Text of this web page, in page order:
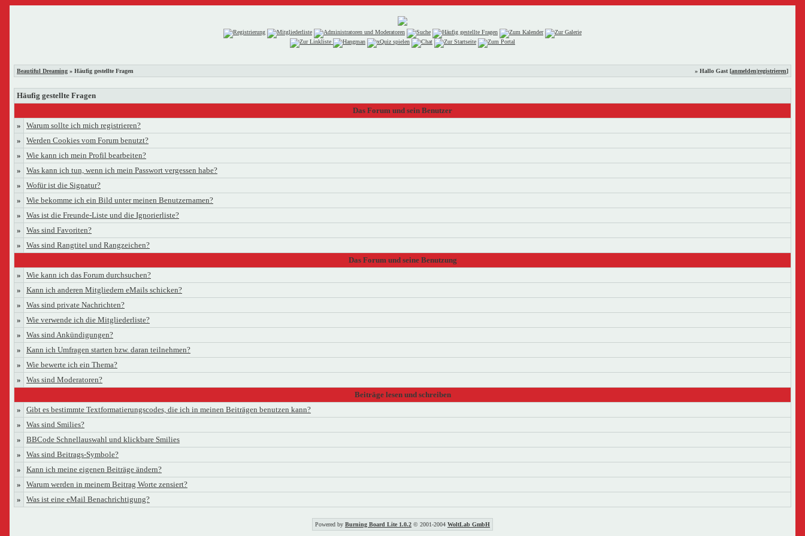
Beautiful Dreaming » Häufig gestellte Fragen » Hallo Gast [anmelden|registrieren]
Häufig gestellte Fragen
Das Forum und sein Benutzer
»
Warum sollte ich mich registrieren?
»
Werden Cookies vom Forum benutzt?
»
Wie kann ich mein Profil bearbeiten?
»
Was kann ich tun, wenn ich mein Passwort vergessen habe?
»
Wofür ist die Signatur?
»
Wie bekomme ich ein Bild unter meinen Benutzernamen?
»
Was ist die Freunde-Liste und die Ignorierliste?
»
Was sind Favoriten?
»
Was sind Rangtitel und Rangzeichen?
Das Forum und seine Benutzung
»
Wie kann ich das Forum durchsuchen?
»
Kann ich anderen Mitgliedern eMails schicken?
»
Was sind private Nachrichten?
»
Wie verwende ich die Mitgliederliste?
»
Was sind Ankündigungen?
»
Kann ich Umfragen starten bzw. daran teilnehmen?
»
Wie bewerte ich ein Thema?
»
Was sind Moderatoren?
Beiträge lesen und schreiben
»
Gibt es bestimmte Textformatierungscodes, die ich in meinen Beiträgen benutzen kann?
»
Was sind Smilies?
»
BBCode Schnellauswahl und klickbare Smilies
»
Was sind Beitrags-Symbole?
»
Kann ich meine eigenen Beiträge ändern?
»
Warum werden in meinem Beitrag Worte zensiert?
»
Was ist eine eMail Benachrichtigung?
Powered by Burning Board Lite 1.0.2 © 2001-2004 WoltLab GmbH